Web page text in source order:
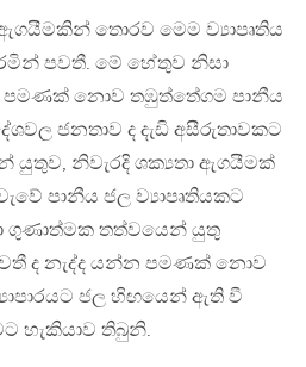
තොරව මෙම ව්‍යාපෘතිය
පවතී. මේ හේතුව නිසා
පමණක් නොව තඹුත්තේගම පානීය
ජනතාව ද දැඩි අසීරුතාවකට
යුතුව, නිවැරදි ශක්‍යතා ඇගයීමක්
පානීය ජල ව්‍යාපෘතියකට
ගුණාත්මක තත්වයෙන් යුතු
ද නැද්ද යන්න පමණක් නොව
ජල හිඟයෙන් ඇති වී
හැකියාව තිබුනි.